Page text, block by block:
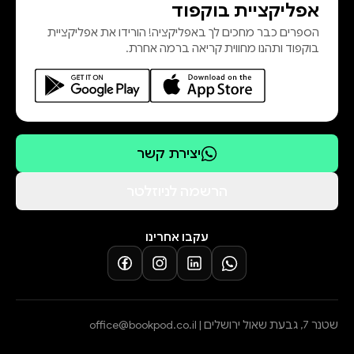
אפליקציית בוקפוד
הספרים כבר מחכים לך באפליקציה! הורידו את אפליקציית
בוקפוד ותהנו מחווית קריאה ברמה אחרת.
יצירת קשר
עקבו אחרינו
שטנר 7, גבעת שאול ירושלים | office@bookpod.co.il